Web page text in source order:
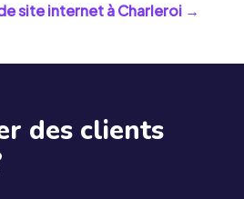
site internet àCharleroi →
des clients